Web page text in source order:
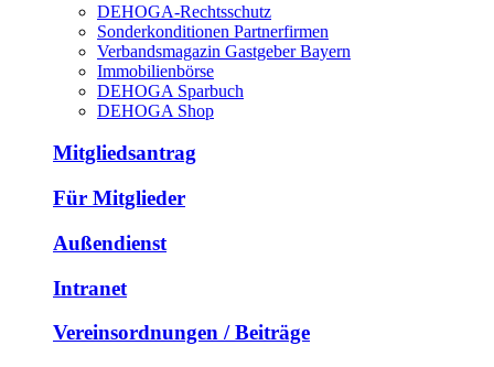
DEHOGA-Rechtsschutz
Sonderkonditionen Partnerfirmen
Verbandsmagazin Gastgeber Bayern
Immobilienbörse
DEHOGA Sparbuch
DEHOGA Shop
Mitgliedsantrag
Für Mitglieder
Außendienst
Intranet
Vereinsordnungen / Beiträge